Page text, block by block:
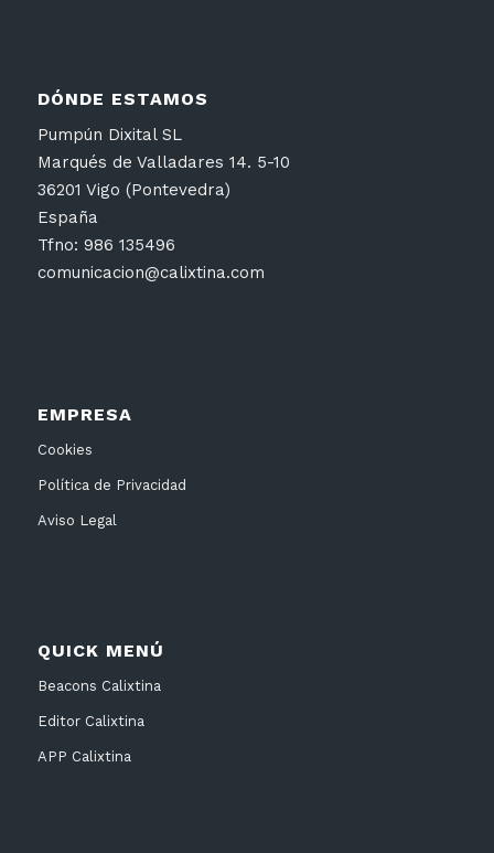
DÓNDE ESTAMOS
Pumpún Dixital SL
Marqués de Valladares 14. 5-10
36201 Vigo (Pontevedra)
España
Tfno: 986 135496
comunicacion@calixtina.com
EMPRESA
Cookies
Política de Privacidad
Aviso Legal
QUICK MENÚ
Beacons Calixtina
Editor Calixtina
APP Calixtina